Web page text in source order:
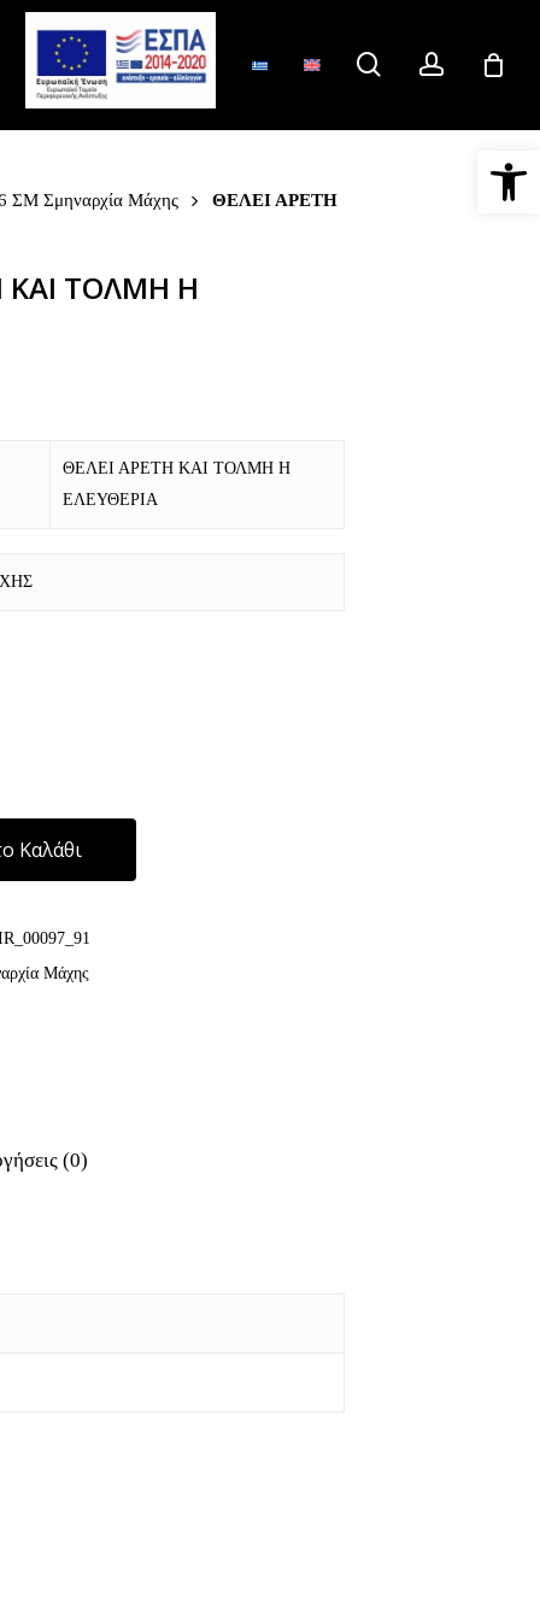
searchaccount
ΣΜ Σμηναρχία Μάχης ΘΕΛΕΙ ΑΡΕΤΗ
ΚΑΙ ΤΟΛΜΗ Η
ΘΕΛΕΙ ΑΡΕΤΗ ΚΑΙ ΤΟΛΜΗ Η
ΕΛΕΥΘΕΡΙΑ
Καλάθι
Μάχης
(0)